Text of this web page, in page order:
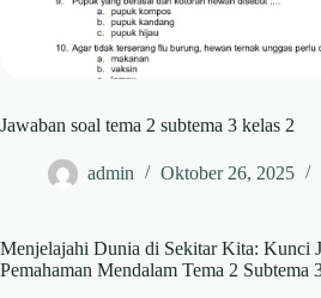
Jawaban soal tema 2 subtema 3 kelas 2
admin Oktober 26, 2025
Menjelajahi Dunia di Sekitar Kita: Kunci
Pemahaman Mendalam Tema 2 Subtema